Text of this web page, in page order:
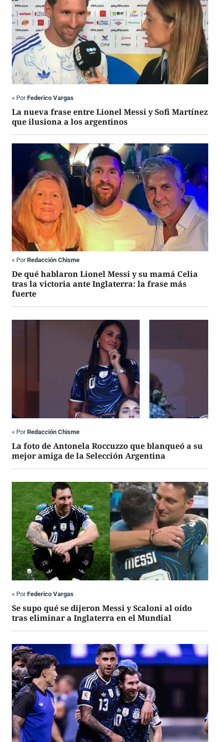
« PorFederico Vargas
La nueva frase entre Lionel Messi y Sofi Martínez
que ilusiona a los argentinos
« PorRedacción Chisme
De qué hablaron Lionel Messi y su mamá Celia
tras la victoria ante Inglaterra: la frase más
fuerte
« PorRedacción Chisme
La foto de Antonela Roccuzzo que blanqueó a su
mejor amiga de la Selección Argentina
« PorFederico Vargas
Se supo qué se dijeron Messi y Scaloni al oído
tras eliminar a Inglaterra en el Mundial